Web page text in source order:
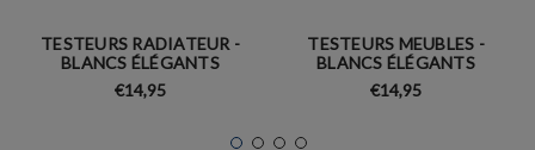
TESTEURS RADIATEUR -
BLANCS ÉLÉGANTS
€14,95
TESTEURS MEUBLES -
BLANCS ÉLÉGANTS
€14,95